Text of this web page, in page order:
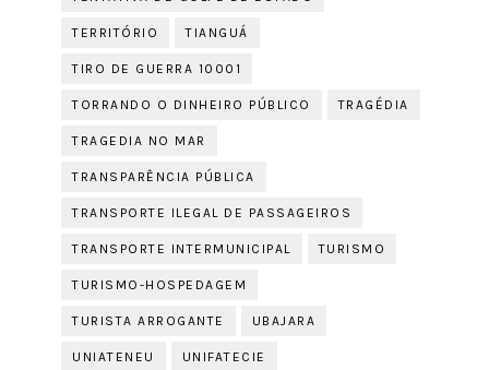
TERRITÓRIO TIANGUÁ
TIRO DE GUERRA 10001
TORRANDO O DINHEIRO PÚBLICO TRAGÉDIA
TRAGEDIA NO MAR
TRANSPARÊNCIA PÚBLICA
TRANSPORTE ILEGAL DE PASSAGEIROS
TRANSPORTE INTERMUNICIPAL TURISMO
TURISMO-HOSPEDAGEM
TURISTA ARROGANTE UBAJARA
UNIATENEU UNIFATECIE